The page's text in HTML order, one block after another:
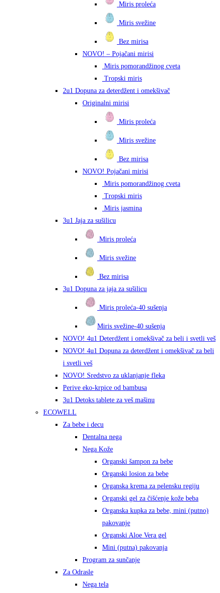
Miris proleća
Miris svežine
Bez mirisa
NOVO! – Pojačani mirisi
Miris pomorandžinog cveta
Tropski miris
2u1 Dopuna za deterdžent i omekšivač
Originalni mirisi
Miris proleća
Miris svežine
Bez mirisa
NOVO! Pojačani mirisi
Miris pomorandžinog cveta
Tropski miris
Miris jasmina
3u1 Jaja za sušilicu
Miris proleća
Miris svežine
Bez mirisa
3u1 Dopuna za jaja za sušilicu
Miris proleća-40 sušenja
Miris svežine-40 sušenja
NOVO! 4u1 Deterdžent i omekšivač za beli i svetli veš
NOVO! 4u1 Dopuna za deterdžent i omekšivač za beli
i svetli veš
NOVO! Sredstvo za uklanjanje fleka
Perive eko-krpice od bambusa
3u1 Detoks tablete za veš mašinu
ECOWELL
Za bebe i decu
Dentalna nega
Nega Kože
Organski šampon za bebe
Organski losion za bebe
Organska krema za pelensku regiju
Organski gel za čišćenje kože beba
Organska kupka za bebe, mini (putno)
pakovanje
Organski Aloe Vera gel
Mini (putna) pakovanja
Program za sunčanje
Za Odrasle
Nega tela